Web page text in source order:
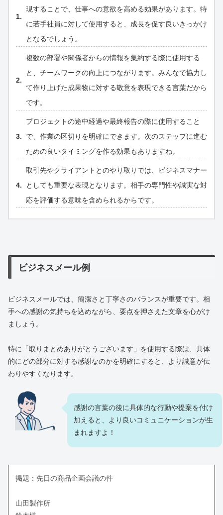
現することで、仕事への意欲を高める効果があります。特
に若手社員に対して使用すると、成長を促す良いきっかけ
となるでしょう。
複数の部署や関係者からの情報を集約する際に使用する
と、チームワークの向上につながります。みんなで協力し
て作り上げた成果物に対する敬意を表現できる言葉だから
です。
プロジェクトの途中経過や最終報告の際に使用すること
で、作業の区切りを明確にできます。次のステップに進む
ための良いタイミングを作る効果もありますね。
取引先やクライアントとのやり取りでは、ビジネスマナー
としても重要な表現となります。相手の専門性や誠実な対
応を評価する意味を含められるからです。
ビジネスメール例
ビジネスメールでは、簡潔さと丁寧さのバランスが重要です。相
手への感謝の気持ちを込めながら、要点を押さえた文章を心がけ
ましょう。
特に「取りまとめありがとうございます」を使用する際は、具体
的にどの部分に対する感謝なのかを明確にすると、より誠意が伝
わりやすくなります。
感謝の言葉の後に具体的な行動や提案を付け
加えると、より良いコミュニケーションが生
まれますよ！
掲題：先日の商品企画会議の件
山田製作所